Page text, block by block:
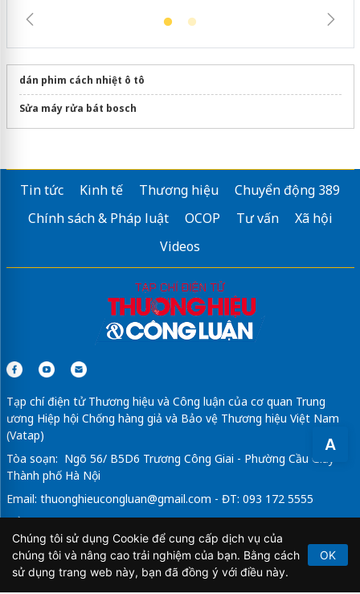
A
dán phim cách nhiệt ô tô
Sửa máy rửa bát bosch
Tin tức Kinh tế Thương hiệu
Chuyển động 389
Chính sách & Pháp luật
OCOP Tư vấn
Xã hội
Videos
Tạp chí điện tử Thương hiệu và Công luận của cơ quan Trung
ương Hiệp hội Chống hàng giả và Bảo vệ Thương hiệu Việt Nam
(Vatap)
Tòa soạn: Ngõ 56/ B5D6 Trương Công Giai - Phường Cầu Giấy -
Thành phố Hà Nội
Email: thuonghieucongluan@gmail.com - ĐT: 093 172 5555
Tổng Biên Tập: Vũ Đức Thuận
Giấy phép hoạt động báo chí điện tử số 64/GP-BTTTT do Bộ
Thông tin và Truyền thông cấp ngày 21/2/2020.
Chúng tôi sử dụng Cookie để cung cấp dịch vụ của
chúng tôi và nâng cao trải nghiệm của bạn. Bằng cách
sử dụng trang web này, bạn đã đồng ý với điều này.
OK